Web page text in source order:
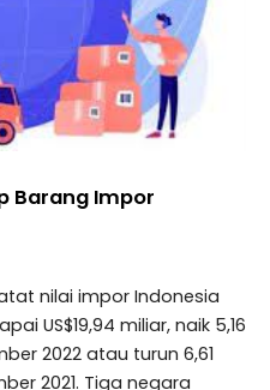
Barang Impor
nilai impor Indonesia
US$19,94 miliar, naik 5,16
2022 atau turun 6,61
2021. Tiga negara